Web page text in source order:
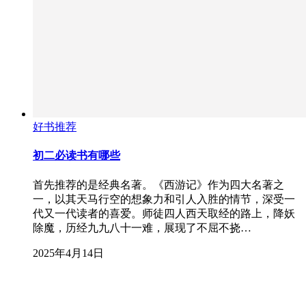
好书推荐
初二必读书有哪些
首先推荐的是经典名著。《西游记》作为四大名著之
一，以其天马行空的想象力和引人入胜的情节，深受一
代又一代读者的喜爱。师徒四人西天取经的路上，降妖
除魔，历经九九八十一难，展现了不屈不挠…
2025年4月14日